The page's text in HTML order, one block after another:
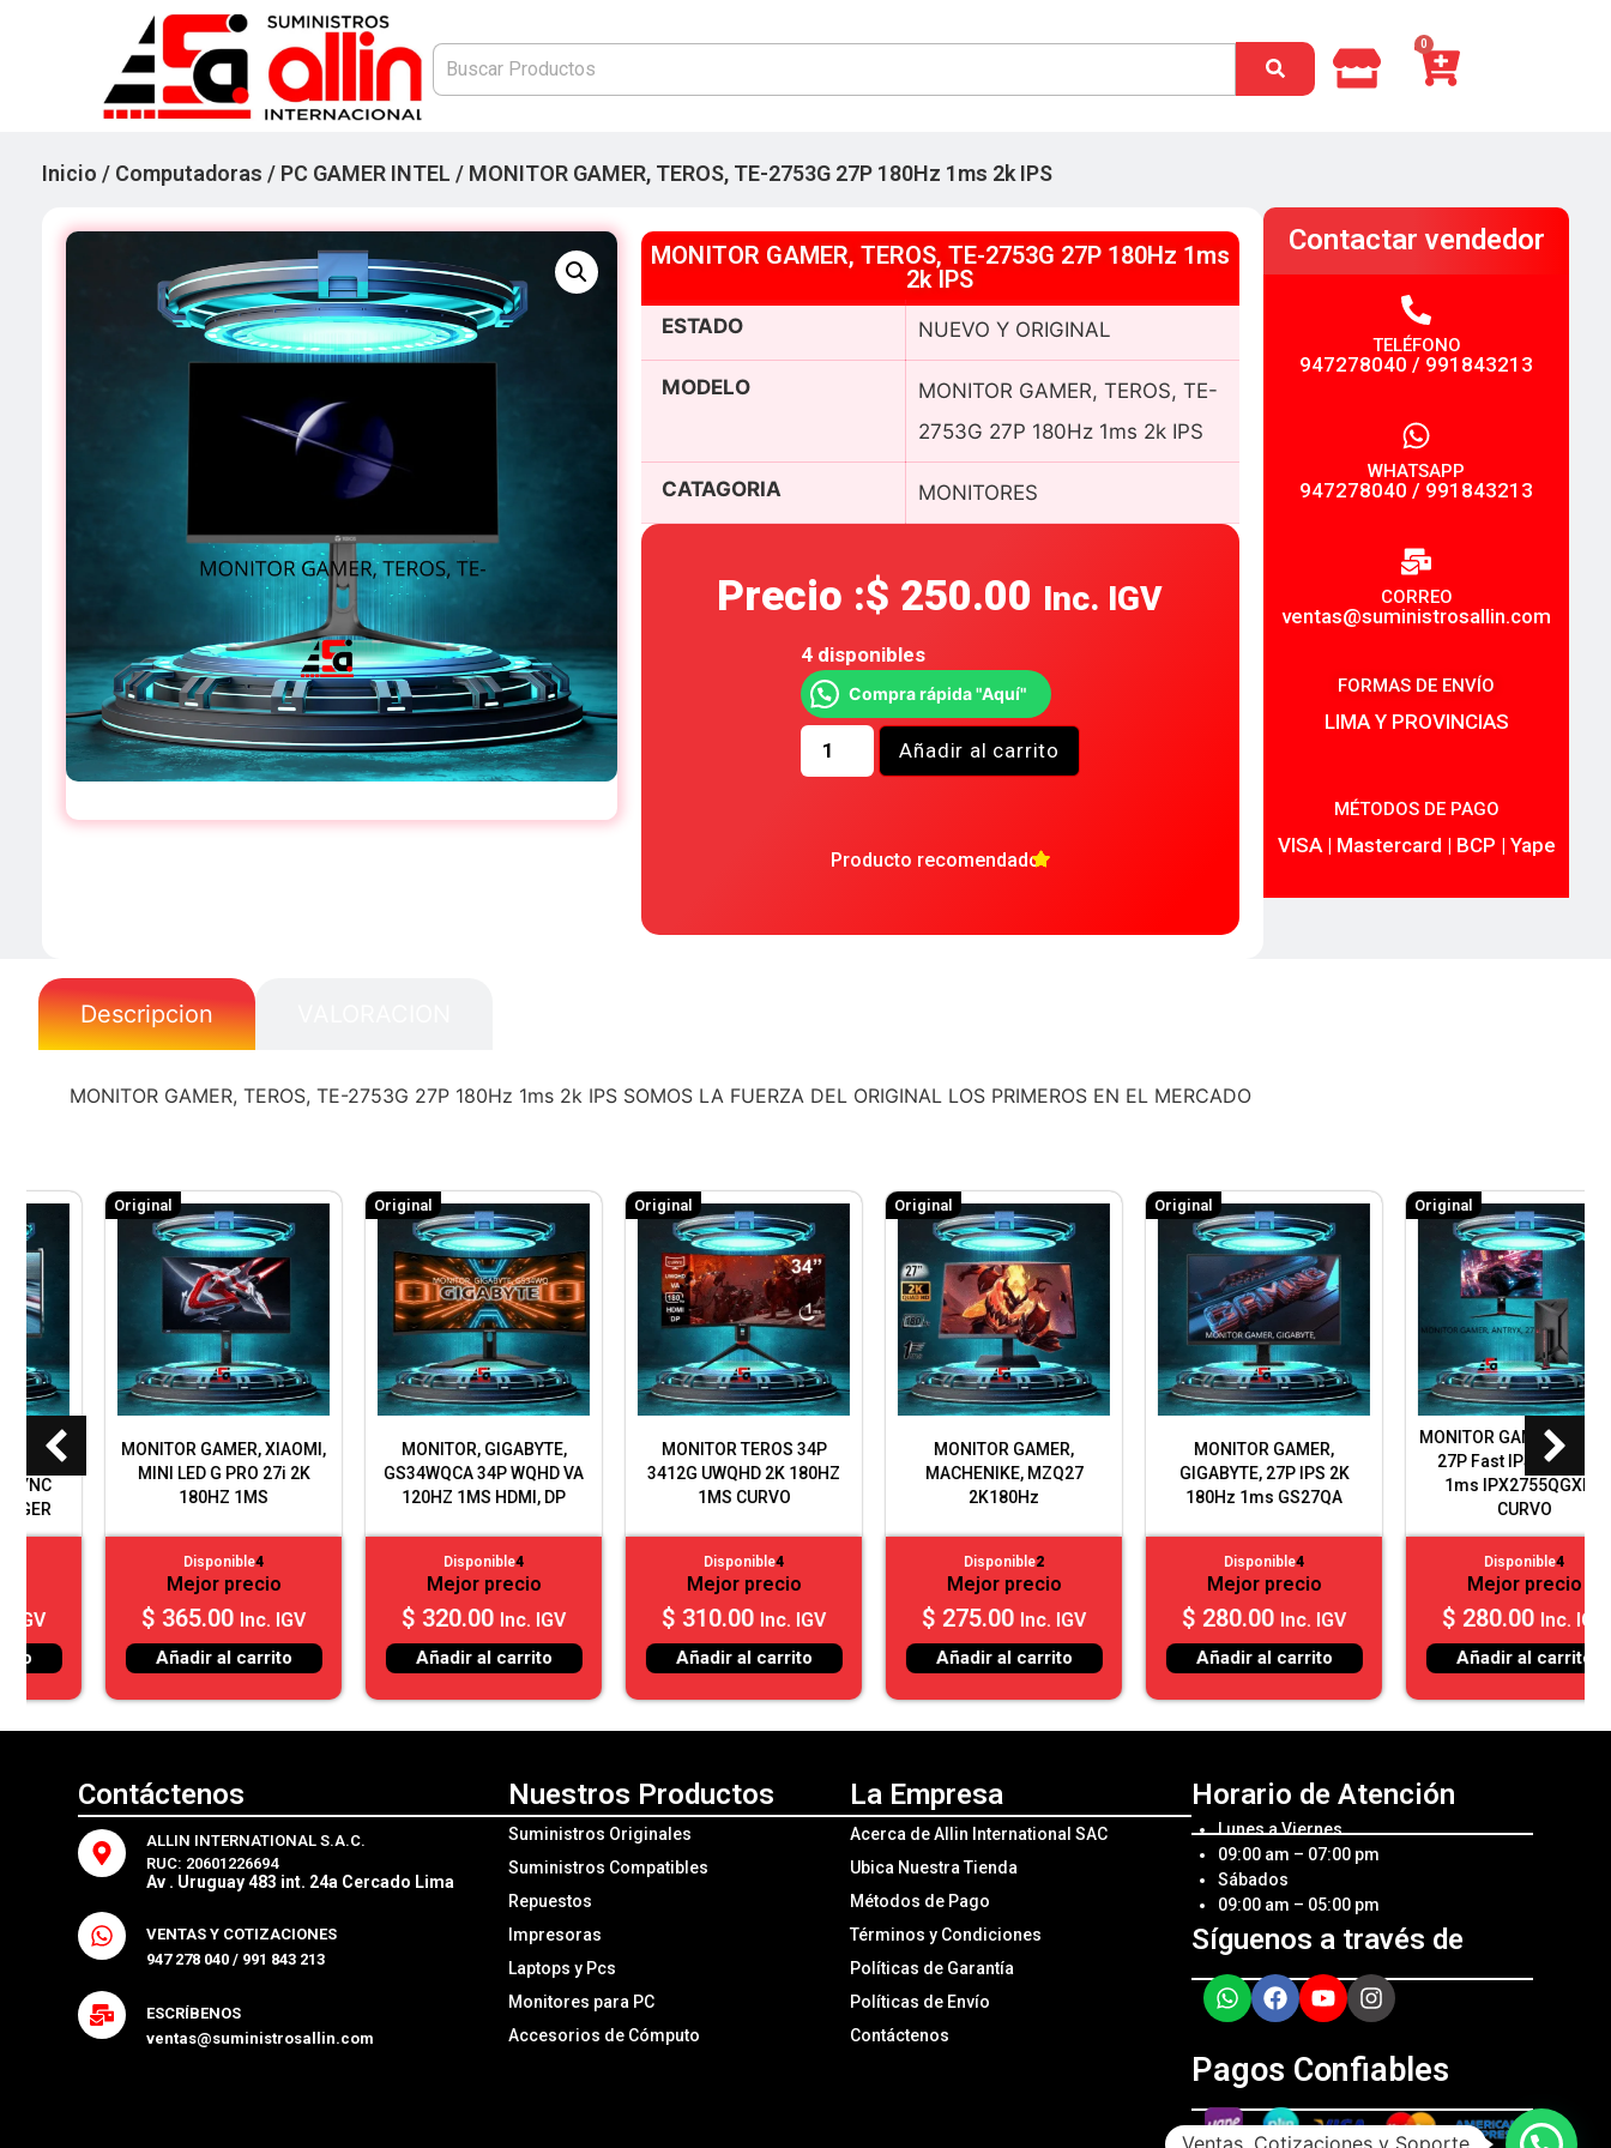
0
Inicio / Computadoras / PC GAMER INTEL / MONITOR GAMER, TEROS, TE-2753G 27P 180Hz 1ms 2k IPS
MONITOR GAMER, TEROS, TE-2753G 27P 180Hz 1ms
2k IPS
ESTADO NUEVO Y ORIGINAL
MODELO
MONITOR GAMER, TEROS, TE-
2753G 27P 180Hz 1ms 2k IPS
CATAGORIA MONITORES
Precio :$ 250.00 Inc. IGV
4 disponibles
Compra rápida "Aquí"
Añadir al carrito
Producto recomendado
Contactar vendedor
TELÉFONO
947278040 / 991843213
WHATSAPP
947278040 / 991843213
CORREO
ventas@suministrosallin.com
FORMAS DE ENVÍO
LIMA Y PROVINCIAS
MÉTODOS DE PAGO
VISA | Mastercard | BCP | Yape
Descripcion
MONITOR GAMER, TEROS, TE-2753G 27P 180Hz 1ms 2k IPS SOMOS LA FUERZA DEL ORIGINAL LOS PRIMEROS EN EL MERCADO
Original
MONITOR, GIGABYTE,
GS34WQCA 34P WQHD VA
120HZ 1MS HDMI, DP
Disponible4
Mejor precio
320.00 Inc. IGV
Añadir al carrito
Original
MONITOR TEROS 34P
3412G UWQHD 2K 180HZ
1MS CURVO
Disponible4
Mejor precio
310.00 Inc. IGV
Añadir al carrito
Original
MONITOR GAMER,
MACHENIKE, MZQ27
2K180Hz
Disponible2
Mejor precio
275.00 Inc. IGV
Añadir al carrito
Original
MONITOR GAMER,
GIGABYTE, 27P IPS 2K
180Hz 1ms GS27QA
Disponible4
Mejor precio
280.00 Inc. IGV
Añadir al carrito
Original
27P Fast IPS 2K 240Hz
1ms IPX2755QGXP -
CURVO
Disponible4
Mejor precio
280.00 Inc. IGV
Añadir al carrito
Original
MONITOR GAMER, ASUS
ROG STRIX 27P XG27WCS
2K 180HZ 1MS FAST VA
Disponible4
Mejor precio
260.00 Inc. IGV
Añadir al carrito
Contáctenos
ALLIN INTERNATIONAL S.A.C.
RUC: 20601226694
Av . Uruguay 483 int. 24a Cercado Lima
VENTAS Y COTIZACIONES
947 278 040 / 991 843 213
ESCRÍBENOS
ventas@suministrosallin.com
Nuestros Productos
Suministros Originales
Suministros Compatibles
Repuestos
Impresoras
Laptops y Pcs
Monitores para PC
Accesorios de Cómputo
La Empresa
Acerca de Allin International SAC
Ubica Nuestra Tienda
Métodos de Pago
Términos y Condiciones
Políticas de Garantía
Políticas de Envío
Contáctenos
Horario de Atención
Lunes a Viernes
09:00 am – 07:00 pm
Sábados
09:00 am – 05:00 pm
Síguenos a través de
Pagos Confiables
Ventas, Cotizaciones y Soporte